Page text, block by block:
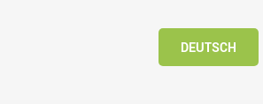
DEUTSCH